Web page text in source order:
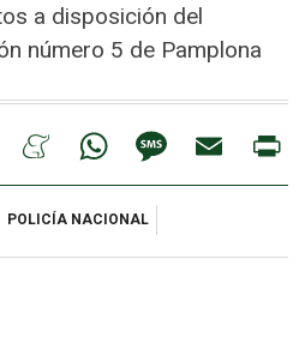
a disposición del
número 5 de Pamplona
LinkedIn MeneameWhatsAppMessageEmail
POLICÍA NACIONAL